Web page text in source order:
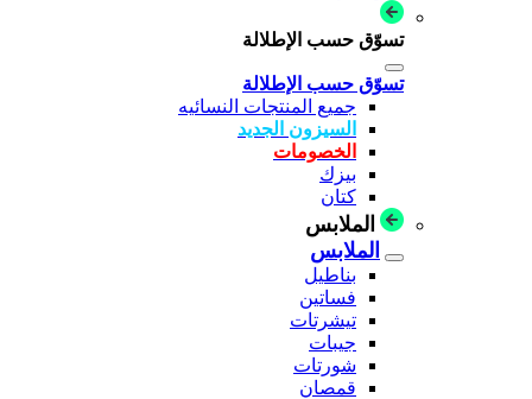
تسوّق حسب الإطلالة
تسوّق حسب الإطلالة
جميع المنتجات النسائيه
السيزون الجديد
الخصومات
بيزك
كتان
الملابس
الملابس
بناطيل
فساتين
تيشرتات
جيبات
شورتات
قمصان